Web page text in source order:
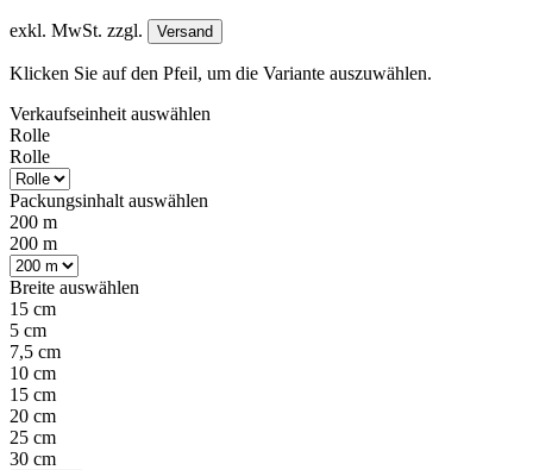
exkl. MwSt. zzgl. Versand
Klicken Sie auf den Pfeil, um die Variante auszuwählen.
Verkaufseinheit auswählen
Rolle
Rolle
Packungsinhalt auswählen
200 m
200 m
Breite auswählen
15 cm
5 cm
7,5 cm
10 cm
15 cm
20 cm
25 cm
30 cm